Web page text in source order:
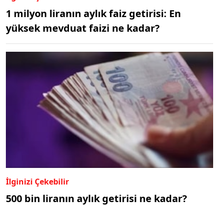
1 milyon liranın aylık faiz getirisi: En
yüksek mevduat faizi ne kadar?
İlginizi Çekebilir
500 bin liranın aylık getirisi ne kadar?